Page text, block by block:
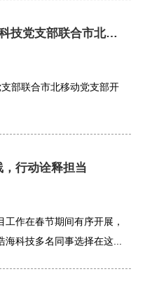
同心强党建 和创新未来|浩海科技党支部联合市北移动党支部开展“党建和创”活动
部联合市北移动党支部开
，行动诠释担当
作在春节期间有序开展，
科技多名同事选择在这...